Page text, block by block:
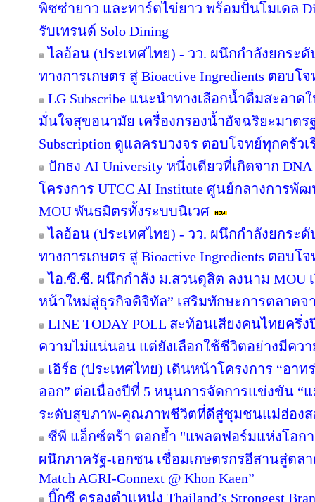
พิซซ่ายาว และทาร์ตไข่ยาว พร้อมปั้นโมเดล
รับเทรนด์ Solo Dining
ไลอ้อน (ประเทศไทย) - วว. ผนึกกำลังยกระ
ทางการเกษตร สู่ Bioactive Ingredients ตอบโ
LG Subscribe แนะนำทางเลือกน้ำดื่มสะอา
มั่นใจสุขอนามัย เครื่องกรองน้ำอัจฉริยะมาต
Subscription ดูแลครบวงจร ตอบโจทย์ทุกครัวเ
ปักธง AI University หนึ่งเดียวที่เกิดจาก
โครงการ UTCC AI Institute ศูนย์กลางการพั
MOU พันธมิตรทั้งระบบนิเวศ
ไลอ้อน (ประเทศไทย) - วว. ผนึกกำลังยกระ
ทางการเกษตร สู่ Bioactive Ingredients ตอบโ
ไอ.ซี.ซี. ผนึกกำลัง ม.สวนดุสิต ลงนาม MOU
หน้าใหม่สู่ธุรกิจดิจิทัล” เสริมทักษะการตลาด
LINE TODAY POLL สะท้อนเสียงคนไทยครึ่
ความไม่แน่นอน แต่ยังเลือกใช้ชีวิตอย่างมีควา
เอิร์ธ (ประเทศไทย) เดินหน้าโครงการ “อา
ออก” ต่อเนื่องปีที่ 5 หนุนการจัดการแข่งขัน “
ระดับสุขภาพ-คุณภาพชีวิตที่ดีสู่ชุมชนแม่ฮ่อง
ซีพี แอ็กซ์ตร้า ตอกย้ำ "แพลตฟอร์มแห่งโอก
ผนึกภาครัฐ-เอกชน เชื่อมเกษตรกรอีสานสู่ตล
Match AGRI-Connext @ Khon Kaen”
บิ๊กซี ครองตำแหน่ง Thailand’s Strongest